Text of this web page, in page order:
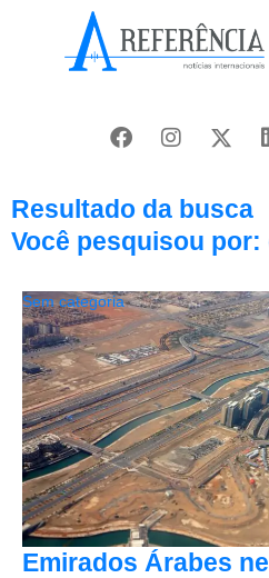
Resultado da busca
Você pesquisou
Emirados Árabes
Sem categoria